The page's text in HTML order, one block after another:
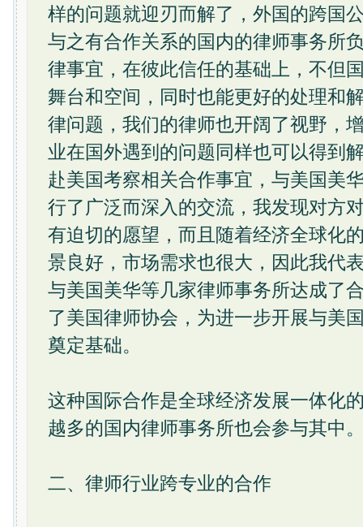
样的问题就迎刃而解了，外国的跨国
与之有合作关系的国内的律师事务所
律事宜，在彼此信任的基础上，不但
舞台和空间，同时也能更好的处理和
律问题，我们的律师也开阔了视野，
业在国外遇到的问题同样也可以得到
赴美国考察相关合作事宜，与美国美
行了广泛而深入的交流，我发现对方
有迫切的愿望，而且随着经济全球化
景良好，市场需求也很大，因此我代
与美国美华等几家律师事务所达成了
了美国律师协会，为进一步开展与美
奠定基础。
这种国际合作是全球经济发展一体化
越多的国内律师事务所也会参与其中
二、律师行业跨专业的合作